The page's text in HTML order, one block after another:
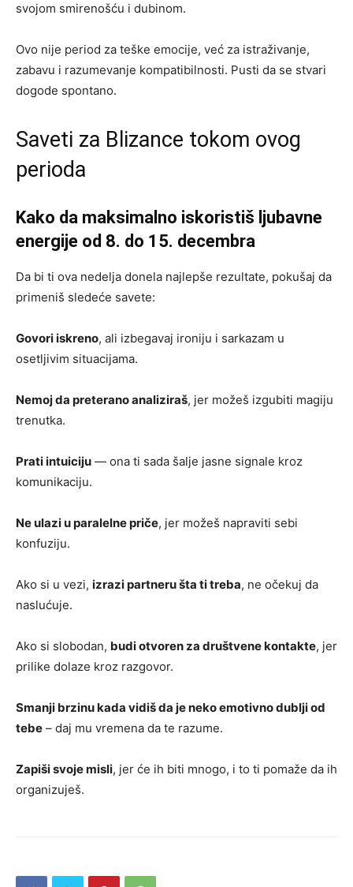
svojom smirenošću i dubinom.
Ovo nije period za teške emocije, već za istraživanje,
zabavu i razumevanje kompatibilnosti. Pusti da se stvari
dogode spontano.
Saveti za Blizance tokom ovog
perioda
Kako da maksimalno iskoristiš ljubavne
energije od 8. do 15. decembra
Da bi ti ova nedelja donela najlepše rezultate, pokušaj da
primeniš sledeće savete:
Govori iskreno, ali izbegavaj ironiju i sarkazam u
osetljivim situacijama.
Nemoj da preterano analiziraš, jer možeš izgubiti magiju
trenutka.
Prati intuiciju — ona ti sada šalje jasne signale kroz
komunikaciju.
Ne ulazi u paralelne priče, jer možeš napraviti sebi
konfuziju.
Ako si u vezi, izrazi partneru šta ti treba, ne očekuj da
naslućuje.
Ako si slobodan, budi otvoren za društvene kontakte, jer
prilike dolaze kroz razgovor.
Smanji brzinu kada vidiš da je neko emotivno dublji od
tebe – daj mu vremena da te razume.
Zapiši svoje misli, jer će ih biti mnogo, i to ti pomaže da ih
organizuješ.